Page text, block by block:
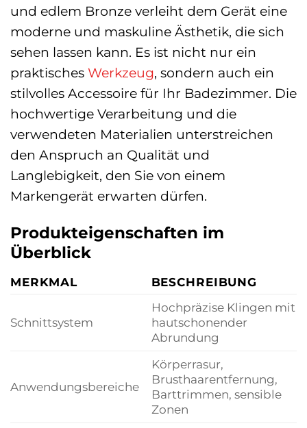
und edlem Bronze verleiht dem Gerät eine
moderne und maskuline Ästhetik, die sich
sehen lassen kann. Es ist nicht nur ein
praktisches Werkzeug, sondern auch ein
stilvolles Accessoire für Ihr Badezimmer. Die
hochwertige Verarbeitung und die
verwendeten Materialien unterstreichen
den Anspruch an Qualität und
Langlebigkeit, den Sie von einem
Markengerät erwarten dürfen.
Produkteigenschaften im
Überblick
MERKMAL BESCHREIBUNG
Schnittsystem
Hochpräzise Klingen mit
hautschonender
Abrundung
Anwendungsbereiche
Körperrasur,
Brusthaarentfernung,
Barttrimmen, sensible
Zonen